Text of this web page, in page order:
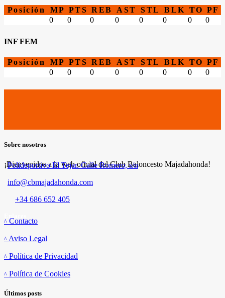
Posición MP PTS REB AST STL BLK TO PF
0
0 0 0 0 0 0 0
INF FEM
Posición MP PTS REB AST STL BLK TO PF
0
0 0 0 0 0 0 0
Sobre nosotros
¡Bienvenidos a la web oficial del Club Baloncesto Majadahonda!
Polideportivo El Tejar. Calle Romero, s/n
info@cbmajadahonda.com
+34 686 652 405
Contacto
Aviso Legal
Política de Privacidad
Política de Cookies
Últimos posts